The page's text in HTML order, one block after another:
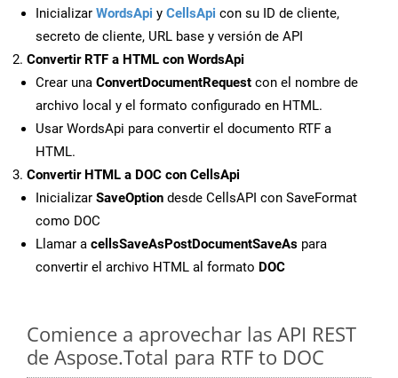
Inicializar WordsApi y CellsApi con su ID de cliente,
secreto de cliente, URL base y versión de API
Convertir RTF a HTML con WordsApi
Crear una ConvertDocumentRequest con el nombre de
archivo local y el formato configurado en HTML.
Usar WordsApi para convertir el documento RTF a
HTML.
Convertir HTML a DOC con CellsApi
Inicializar SaveOption desde CellsAPI con SaveFormat
como DOC
Llamar a cellsSaveAsPostDocumentSaveAs para
convertir el archivo HTML al formato DOC
Comience a aprovechar las API REST
de Aspose.Total para RTF to DOC